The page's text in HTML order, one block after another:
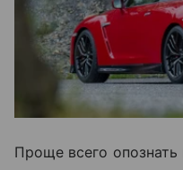
Проще всего